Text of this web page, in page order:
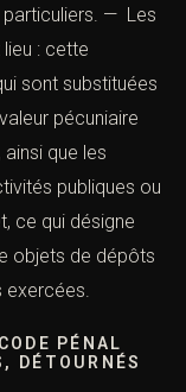
service
— les
PAR
QU’UN
:
de simples
de